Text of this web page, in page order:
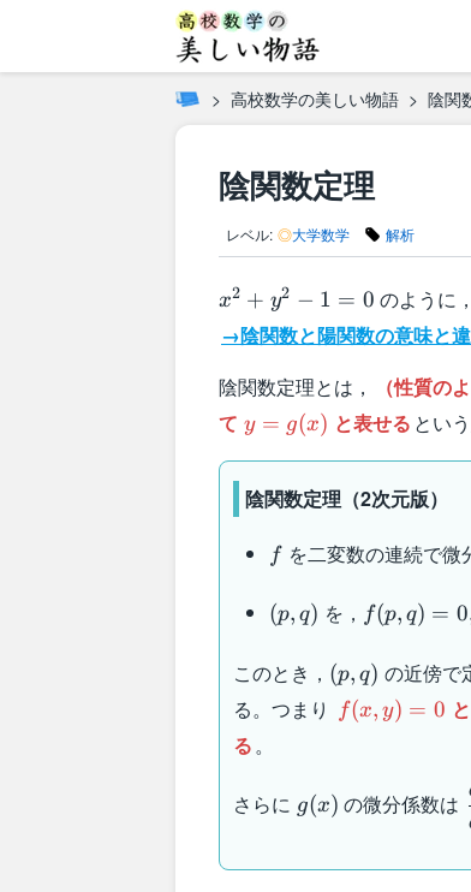
高校数学の美しい物語 陰関
陰関数定理
レベル: ◎大学数学 解析
x^2+y^2-
1=0
x2 + y2 − 1 = 0 のように
→陰関数と陽関数の意味と
陰関数定理とは，
（性質の
て y=g(x)
y = g(x) と表せる とい
陰関数定理（2次元版）
ff を二変数の連続で微
(p,q)
(p, q) を， f(p , q) =
f}{\partial
, q) \neq 0
f(p, q) = 0
このとき， (p
q)
(p, q) の近傍で
る。つまり
f(x,y)
f(x, y) = 0
る。
さらに g(x)
g(x) の微分係数は